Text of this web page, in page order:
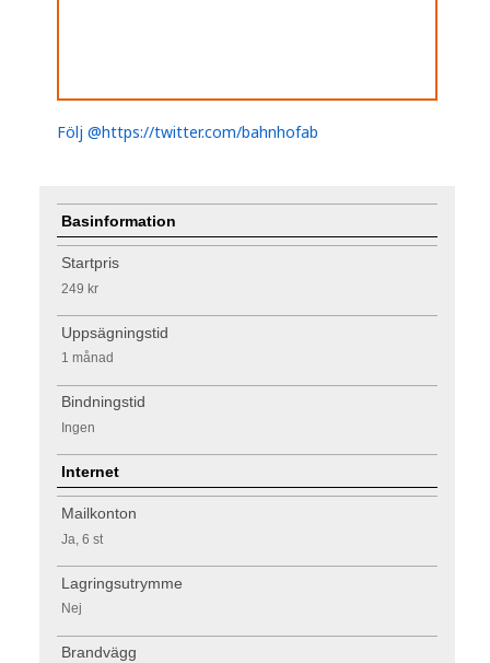
Följ @https://twitter.com/bahnhofab
Basinformation
Startpris
249 kr
Uppsägningstid
1 månad
Bindningstid
Ingen
Internet
Mailkonton
Ja, 6 st
Lagringsutrymme
Nej
Brandvägg